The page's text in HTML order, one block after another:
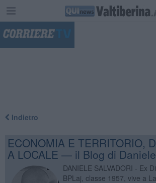
Indietro
ECONOMIA E TERRITORIO,
A LOCALE — il Blog di
DANIELE SALVADORI - Ex
BPLaj, classe 1957, vive a